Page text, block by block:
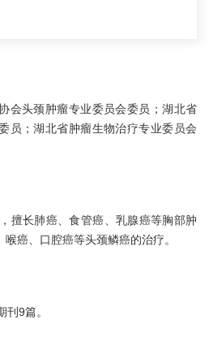
会头颈肿瘤专业委员会委员；湖北省
员；湖北省肿瘤生物治疗专业委员会
擅长肺癌、食管癌、乳腺癌等胸部肿
癌、口腔癌等头颈鳞癌的治疗。
9篇。